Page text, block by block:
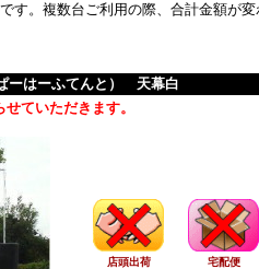
。複数台ご利用の際、合計金額が変
はーふてんと） 天幕白
ていただきます。
店頭出荷 宅配便